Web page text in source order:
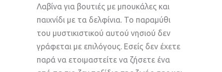
Λαβίνα για βουτιές με μπουκάλες και
παιχνίδι με τα δελφίνια. Το παραμύθι
του μυστικιστικού αυτού νησιού δεν
γράφεται με επιλόγους. Εσείς δεν έχετε
παρά να ετοιμαστείτε να ζήσετε ένα